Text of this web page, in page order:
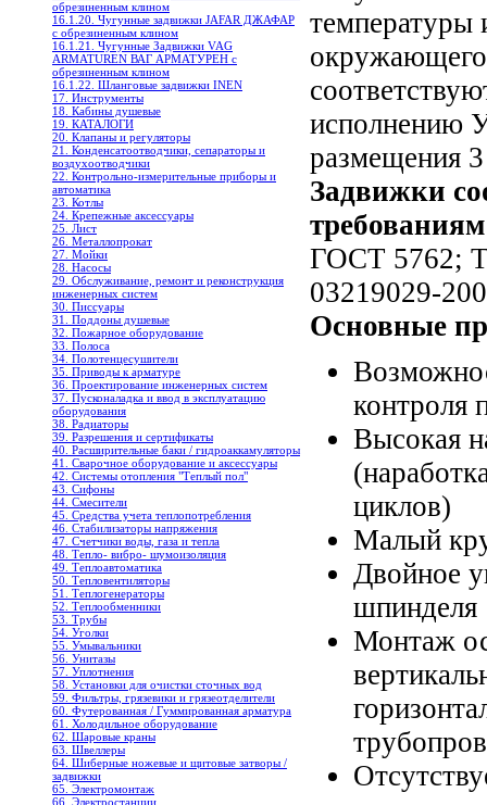
обрезиненным клином
16.1.20. Чугунные задвижки JAFAR ДЖАФАР
с обрезиненным клином
16.1.21. Чугунные Задвижки VAG
ARMATUREN ВАГ АРМАТУРЕН с
обрезиненным клином
16.1.22. Шланговые задвижки INEN
17. Инструменты
18. Кабины душевые
19. КАТАЛОГИ
20. Клапаны и регуляторы
21. Конденсатоотводчики, сепараторы и
воздухоотводчики
22. Контрольно-измерительные приборы и
автоматика
23. Котлы
24. Крепежные аксессуары
25. Лист
26. Металлопрокат
27. Мойки
28. Насосы
29. Обслуживание, ремонт и реконструкция
инженерных систем
30. Писсуары
31. Поддоны душевые
32. Пожарное оборудование
33. Полоса
34. Полотенцесушители
35. Приводы к арматуре
36. Проектирование инженерных систем
37. Пусконаладка и ввод в эксплуатацию
оборудования
38. Радиаторы
39. Разрешения и сертификаты
40. Расширительные баки / гидроаккамуляторы
41. Сварочное оборудование и аксессуары
42. Системы отопления "Теплый пол"
43. Сифоны
44. Смесители
45. Средства учета теплопотребления
46. Стабилизаторы напряжения
47. Счетчики воды, газа и тепла
48. Тепло- вибро- шумоизоляция
49. Теплоавтоматика
50. Тепловентиляторы
51. Теплогенераторы
52. Теплообменники
53. Трубы
54. Уголки
55. Умывальники
56. Унитазы
57. Уплотнения
58. Установки для очистки сточных вод
59. Фильтры, грязевики и грязеотделители
60. Футерованная / Гуммированная арматура
61. Холодильное oборудование
62. Шаровые краны
63. Швеллеры
64. Шиберные ножевые и щитовые затворы /
задвижки
65. Электромонтаж
66. Электростанции
температуры
исполнению
размещения
Задвижки
ГОСТ 5762;
03219029-
Основные
контроля
Высокая
циклов)
Малый
Двойное
шпинделя
Монтаж